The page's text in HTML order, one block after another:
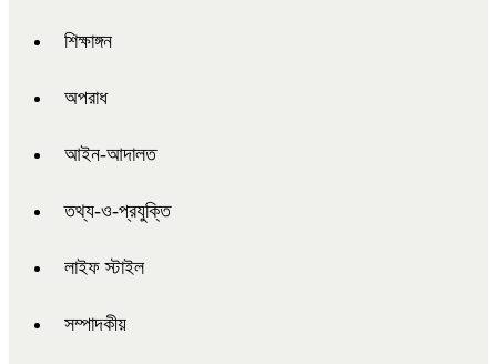
শিক্ষাঙ্গন
অপরাধ
আইন-আদালত
তথ্য-ও-প্রযুক্তি
লাইফ স্টাইল
সম্পাদকীয়